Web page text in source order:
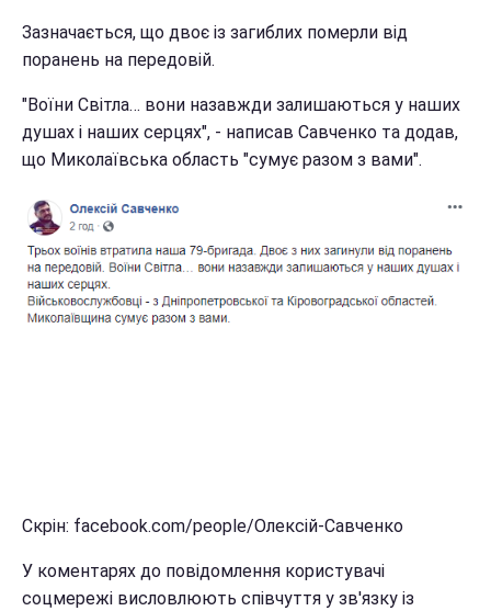
Зазначається, що двоє із загиблих померли від
поранень на передовій.
"Воїни Світла… вони назавжди залишаються у наших
душах і наших серцях", - написав Савченко та додав,
що Миколаївська область "сумує разом з вами".
Скрін: facebook.com/people/Олексій-Савченко
У коментарях до повідомлення користувачі
соцмережі висловлюють співчуття у зв'язку із